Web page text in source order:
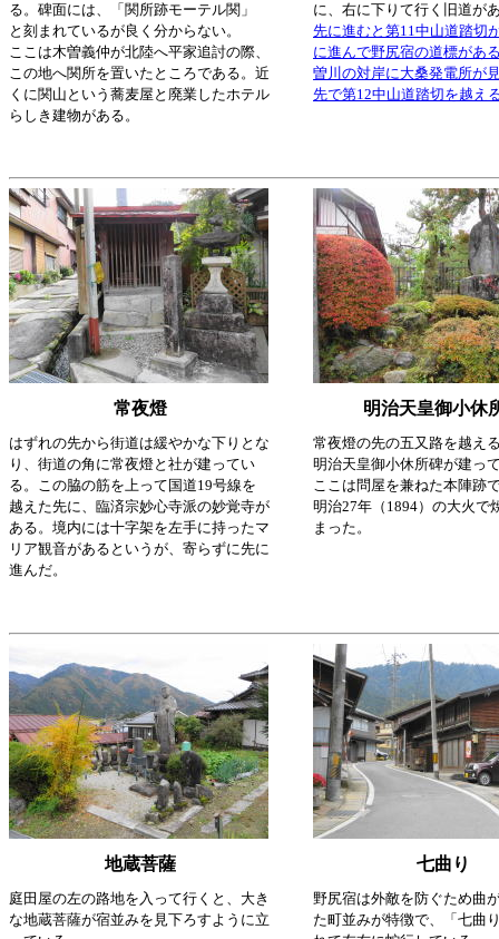
る。碑面には、「関所跡モーテル関」
と刻まれているが良く分からない。
ここは木曽義仲が北陸へ平家追討の際、
この地へ関所を置いたところである。近
くに関山という蕎麦屋と廃業したホテル
らしき建物がある。
に、右に下りて行く旧道が
先に進むと第11中山道踏切
に進んで野尻宿の道標があ
曽川の対岸に大桑発電所が
先で第12中山道踏切を越え
常夜燈 明治天皇御小休
はずれの先から街道は緩やかな下りとな
り、街道の角に常夜燈と社が建ってい
る。この脇の筋を上って国道19号線を
越えた先に、臨済宗妙心寺派の妙覚寺が
ある。境内には十字架を左手に持ったマ
リア観音があるというが、寄らずに先に
進んだ。
常夜燈の先の五又路を越え
明治天皇御小休所碑が建っ
ここは問屋を兼ねた本陣跡
明治27年（1894）の大火で
まった。
地蔵菩薩 七曲り
庭田屋の左の路地を入って行くと、大き
な地蔵菩薩が宿並みを見下ろすように立
野尻宿は外敵を防ぐため曲
た町並みが特徴で、「七曲